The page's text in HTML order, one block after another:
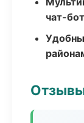
чат-бот